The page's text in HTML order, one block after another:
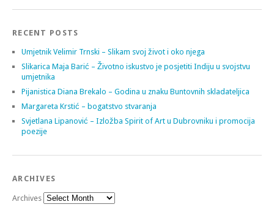
RECENT POSTS
Umjetnik Velimir Trnski – Slikam svoj život i oko njega
Slikarica Maja Barić – Životno iskustvo je posjetiti Indiju u svojstvu
umjetnika
Pijanistica Diana Brekalo – Godina u znaku Buntovnih skladateljica
Margareta Krstić – bogatstvo stvaranja
Svjetlana Lipanović – Izložba Spirit of Art u Dubrovniku i promocija
poezije
ARCHIVES
Archives